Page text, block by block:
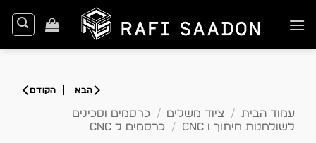
to
עמוד הבית / ציוד משלים /
כרסמים וסכינים
לשולחנות חיתוך ו CNC
/ כרסמים ל CNC